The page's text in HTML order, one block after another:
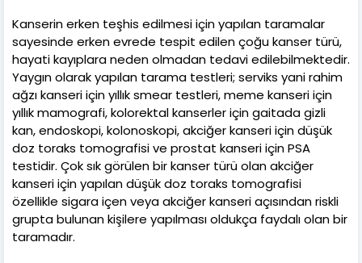
Kanserin erken teşhis edilmesi için yapılan taramalar
sayesinde erken evrede tespit edilen çoğu kanser türü,
hayati kayıplara neden olmadan tedavi edilebilmektedir.
Yaygın olarak yapılan tarama testleri; serviks yani rahim
ağzı kanseri için yıllık smear testleri, meme kanseri için
yıllık mamografi, kolorektal kanserler için gaitada gizli
kan, endoskopi, kolonoskopi, akciğer kanseri için düşük
doz toraks tomografisi ve prostat kanseri için PSA
testidir. Çok sık görülen bir kanser türü olan akciğer
kanseri için yapılan düşük doz toraks tomografisi
özellikle sigara içen veya akciğer kanseri açısından riskli
grupta bulunan kişilere yapılması oldukça faydalı olan bir
taramadır.